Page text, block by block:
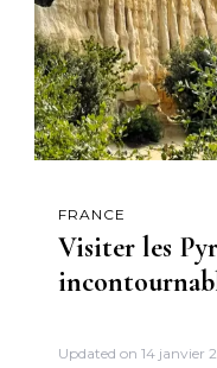
FRANCE
Visiter les
Updated on 14 janvier